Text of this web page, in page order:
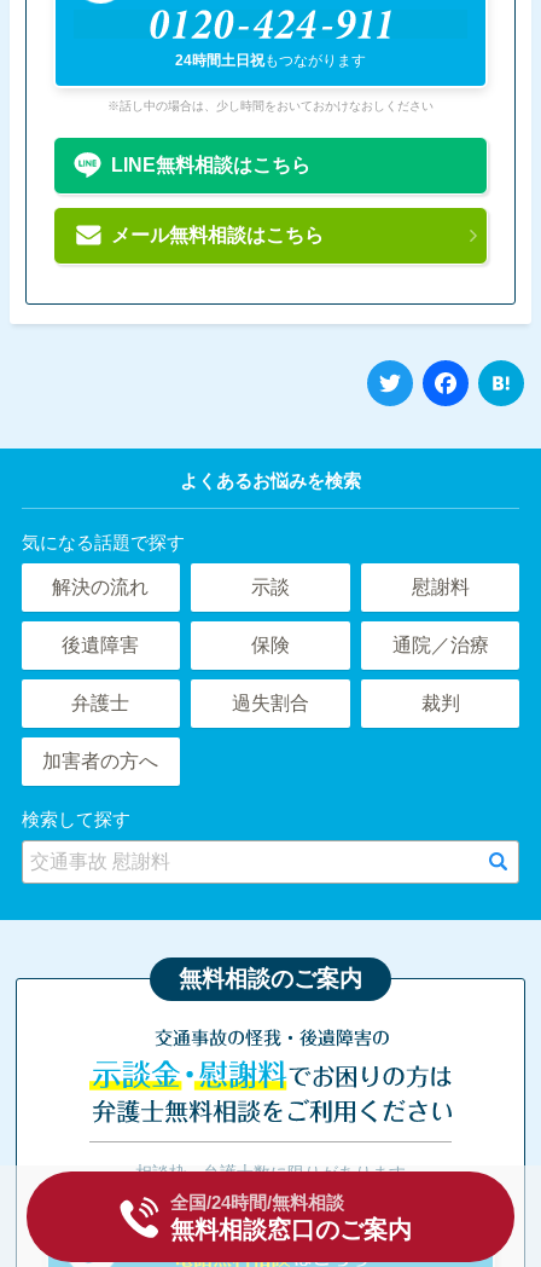
0120-424-911
24時間土日祝もつながります
※話し中の場合は、少し時間をおいておかけなおしください
LINE無料相談はこちら
メール無料相談はこちら
Twitter
よくあるお悩みを検索
気になる話題で探す
解決の流れ 示談 慰謝料
後遺障害 保険 通院／治療
弁護士 過失割合 裁判
加害者の方へ
検索して探す
無料相談のご案内
交通事故の怪我・後遺障害の
示談金・慰謝料でお困りの方は
弁護士無料相談をご利用ください
相談枠・弁護士数に限りがあります
相談依頼は今すぐ！
電話無料相談はこちら
全国/24時間/無料相談
無料相談窓口のご案内